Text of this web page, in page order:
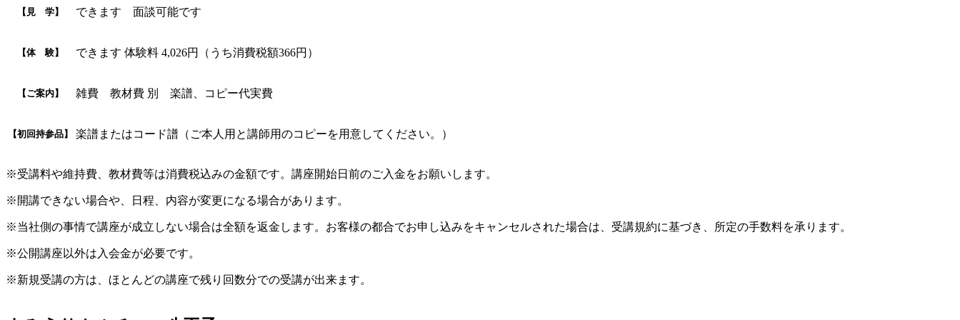
【見 学】 できます 面談可能です
【体 験】 できます 体験料 4,026円（うち消費税額366円）
【ご案内】 雑費 教材費 別 楽譜、コピー代実費
【初回持参品】 楽譜またはコード譜（ご本人用と講師用のコピーを用意してください。）
※受講料や維持費、教材費等は消費税込みの金額です。講座開始日前のご入金をお願いします。
※開講できない場合や、日程、内容が変更になる場合があります。
※当社側の事情で講座が成立しない場合は全額を返金します。お客様の都合でお申し込みをキャンセルされた場合は、受講規約に基づき、所定の手数料を承ります。
※公開講座以外は入会金が必要です。
※新規受講の方は、ほとんどの講座で残り回数分での受講が出来ます。